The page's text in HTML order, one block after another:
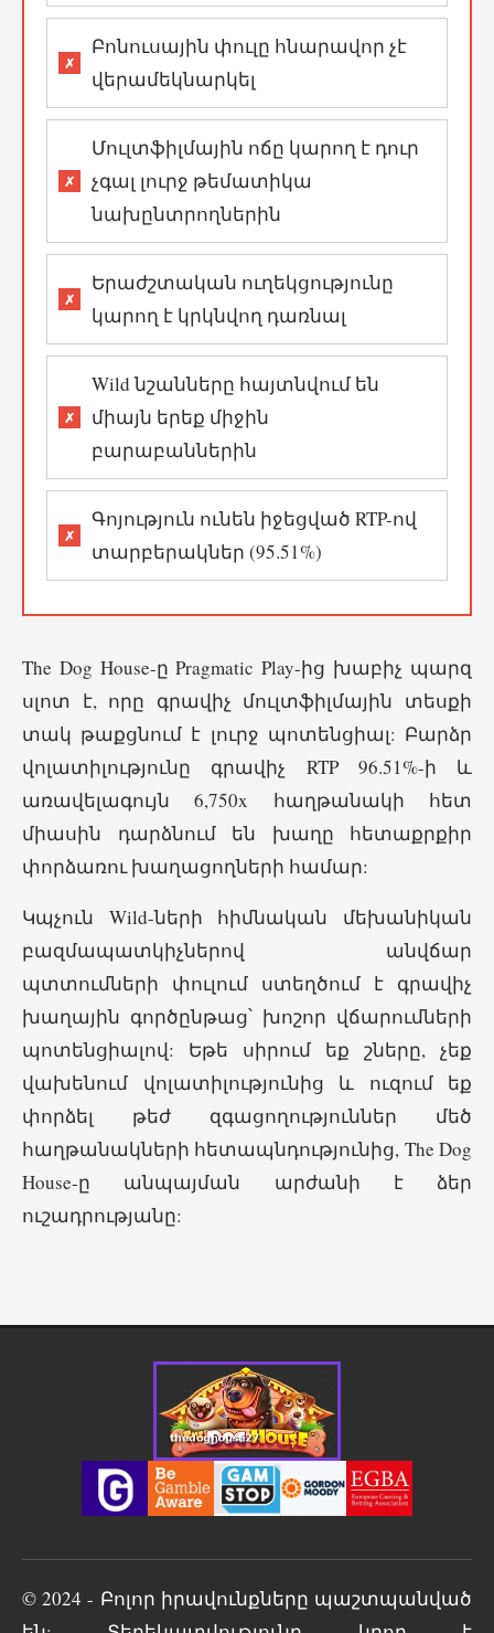
Բոնուսային փուլը հնարավոր չէ
վերամեկնարկել
Մուլտֆիլմային ոճը կարող է դուր
չգալ լուրջ թեմատիկա
նախընտրողներին
Երաժշտական ուղեկցությունը
կարող է կրկնվող դառնալ
Wild նշանները հայտնվում են
միայն երեք միջին
բարաբաններին
Գոյություն ունեն իջեցված RTP-ով
տարբերակներ (95.51%)
The Dog House-ը Pragmatic Play-ից խաբիչ պարզ
սլոտ է, որը գրավիչ մուլտֆիլմային տեսքի
տակ թաքցնում է լուրջ պոտենցիալ: Բարձր
վոլատիլությունը գրավիչ RTP 96.51%-ի և
առավելագույն 6,750x հաղթանակի հետ
միասին դարձնում են խաղը հետաքրքիր
փորձառու խաղացողների համար:
Կպչուն Wild-ների հիմնական մեխանիկան
բազմապատկիչներով անվճար
պտտումների փուլում ստեղծում է գրավիչ
խաղային գործընթաց՝ խոշոր վճարումների
պոտենցիալով: Եթե սիրում եք շները, չեք
վախենում վոլատիլությունից և ուզում եք
փորձել թեժ զգացողություններ մեծ
հաղթանակների հետապնդությունից, The Dog
House-ը անպայման արժանի է ձեր
ուշադրությանը:
© 2024 - Բոլոր իրավունքները պաշտպանված